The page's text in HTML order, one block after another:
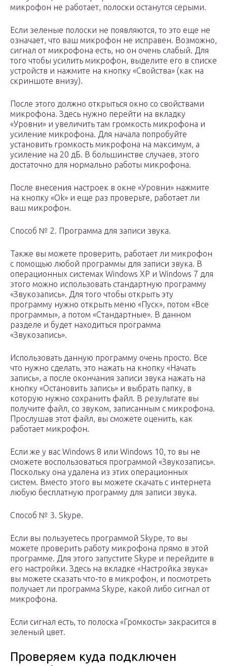
микрофон не работает, полоски останутся серыми.
Если зеленые полоски не появляются, то это еще не
означает, что ваш микрофон не исправен. Возможно,
сигнал от микрофона есть, но он очень слабый. Для
того чтобы усилить микрофон, выделите его в списке
устройств и нажмите на кнопку «Свойства» (как на
скриншоте внизу).
После этого должно открыться окно со свойствами
микрофона. Здесь нужно перейти на вкладку
«Уровни» и увеличить там громкость микрофона и
усиление микрофона. Для начала попробуйте
установить громкость микрофона на максимум, а
усиление на 20 дБ. В большинстве случаев, этого
достаточно для нормально работы микрофона.
После внесения настроек в окне «Уровни» нажмите
на кнопку «Ok» и еще раз проверьте, работает ли
ваш микрофон.
Способ № 2. Программа для записи звука.
Также вы можете проверить, работает ли микрофон
с помощью любой программы для записи звука. В
операционных системах Windows XP и Windows 7 для
этого можно использовать стандартную программу
«Звукозапись». Для того чтобы открыть эту
программу нужно открыть меню «Пуск», потом «Все
программы», а потом «Стандартные». В данном
разделе и будет находиться программа
«Звукозапись».
Использовать данную программу очень просто. Все
что нужно сделать, это нажать на кнопку «Начать
запись», а после окончания записи звука нажать на
кнопку «Остановить запись» и выбрать папку, в
которую нужно сохранить файл. В результате вы
получите файл, со звуком, записанным с микрофона.
Прослушав этот файл, вы сможете оценить, как
работает микрофон.
Если же у вас Windows 8 или Windows 10, то вы не
сможете воспользоваться программой «Звукозапись».
Поскольку она удалена из этих операционных
систем. Вместо этого вы можете скачать с интернета
любую бесплатную программу для записи звука.
Способ № 3. Skype.
Если вы пользуетесь программой Skype, то вы
можете проверить работу микрофона прямо в этой
программе. Для этого запустите Skype и перейдите в
его настройки. Здесь на вкладке «Настройка звука»
вы можете сказать что-то в микрофон, и посмотреть
получает ли программа Skype, какой либо сигнал от
микрофона.
Если сигнал есть, то полоска «Громкость» закрасится в
зеленый цвет.
Проверяем куда подключен